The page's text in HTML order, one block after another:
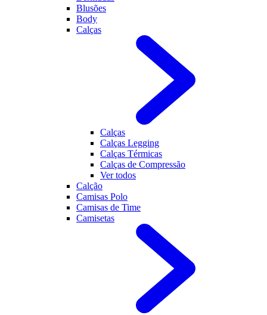
Blusões
Body
Calças
Calças
Calças Legging
Calças Térmicas
Calças de Compressão
Ver todos
Calção
Camisas Polo
Camisas de Time
Camisetas